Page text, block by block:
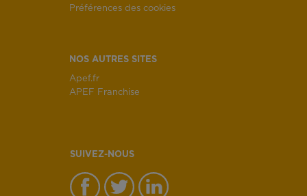
Préférences des cookies
NOS AUTRES SITES
Apef.fr
APEF Franchise
SUIVEZ-NOUS